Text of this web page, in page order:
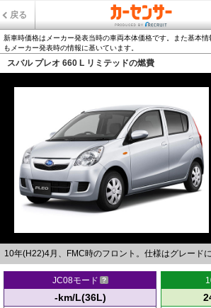
戻る
新車時価格はメーカー発表当時の車両本体価格です。また基本
もメーカー発表時の情報に基いています。
スバル プレオ 660 L リミテッドの燃費
10年(H22)4月、FMC時のフロント。仕様はグレード
JC08モード
-km/L(36L)